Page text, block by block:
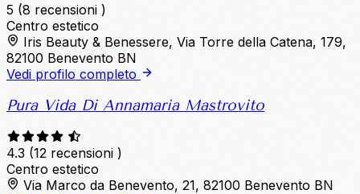
5 (8 recensioni )
Centro estetico
Iris Beauty & Benessere, Via Torre della Catena, 179,
82100 Benevento BN
Vedi profilo completo
Pura Vida Di Annamaria Mastrovito
4.3 (12 recensioni )
Centro estetico
Via Marco da Benevento, 21, 82100 Benevento BN